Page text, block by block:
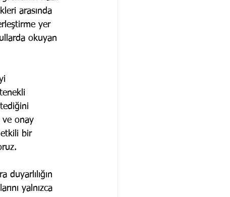
arasında
yer
okuyan
ve onay
etkili bir
duyarlılığın
yalnızca